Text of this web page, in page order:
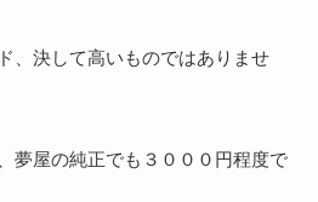
、決して高いものではありませ
夢屋の純正でも３０００円程度で